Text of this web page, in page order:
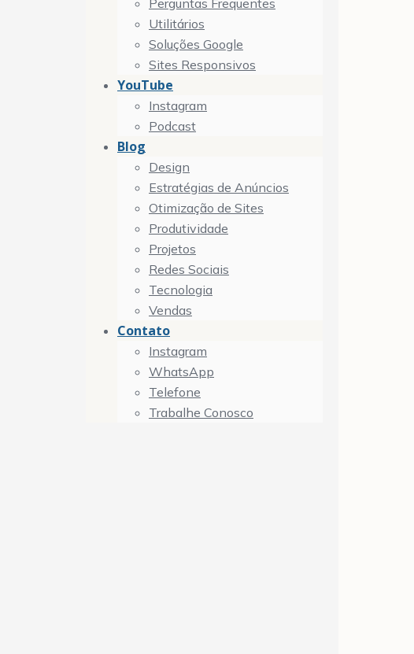
Perguntas Frequentes
Utilitários
Soluções Google
Sites Responsivos
YouTube
Instagram
Podcast
Blog
Design
Estratégias de Anúncios
Otimização de Sites
Produtividade
Projetos
Redes Sociais
Tecnologia
Vendas
Contato
Instagram
WhatsApp
Telefone
Trabalhe Conosco